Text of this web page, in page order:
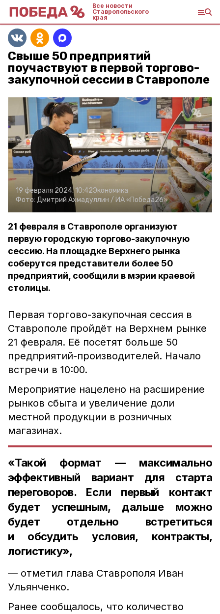
Все новости
Ставропольского
края
Свыше 50 предприятий
поучаствуют в первой торгово-
закупочной сессии в Ставрополе
19 февраля 2024, 10:42Экономика
Фото: Дмитрий Ахмадуллин / ИА «Победа26»
21 февраля в Ставрополе организуют
первую городскую торгово-закупочную
сессию. На площадке Верхнего рынка
соберутся представители более 50
предприятий, сообщили в мэрии краевой
столицы.
Первая торгово-закупочная сессия в
Ставрополе пройдёт на Верхнем рынке
21 февраля. Её посетят больше 50
предприятий-производителей. Начало
встречи в 10:00.
Мероприятие нацелено на расширение
рынков сбыта и увеличение доли
местной продукции в розничных
магазинах.
«Такой формат — максимально
эффективный вариант для старта
переговоров. Если первый контакт
будет успешным, дальше можно
будет отдельно встретиться
и обсудить условия, контракты,
логистику»,
— отметил глава Ставрополя Иван
Ульянченко.
Ранее сообщалось, что количество